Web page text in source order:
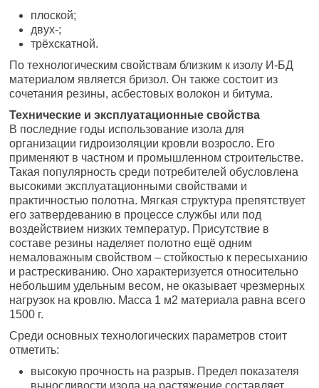
плоской;
двух-;
трёхскатной.
По технологическим свойствам близким к изолу И-БД
материалом является бризол. Он также состоит из
сочетания резины, асбестовых волокон и битума.
Технические и эксплуатационные свойства
В последние годы использование изола для
организации гидроизоляции кровли возросло. Его
применяют в частном и промышленном строительстве.
Такая популярность среди потребителей обусловлена
высокими эксплуатационными свойствами и
практичностью полотна. Мягкая структура препятствует
его затвердеванию в процессе службы или под
воздействием низких температур. Присутствие в
составе резины наделяет полотно ещё одним
немаловажным свойством – стойкостью к пересыханию
и растрескиванию. Оно характеризуется относительно
небольшим удельным весом, не оказывает чрезмерных
нагрузок на кровлю. Масса 1 м2 материала равна всего
1500 г.
Среди основных технологических параметров стоит
отметить:
высокую прочность на разрыв. Предел показателя
выносливости изола на растяжение составляет